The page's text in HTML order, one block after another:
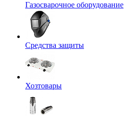
Газосварочное оборудование
Средства защиты
Хозтовары